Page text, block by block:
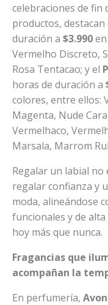
celebraciones de fin
productos, destacan
duración a $3.990
Vermelho Discreto,
Rosa Tentacao; y el
horas de duración a
colores, entre ellos:
Magenta, Nude
Vermelhaco,
Marsala, Marrom
Regalar un labial no
regalar confianza y
moda, alineándose
funcionales y de
hoy más que nunca.
Fragancias que
acompañan la
En perfumería, Avon